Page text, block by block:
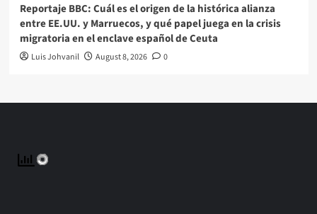
Reportaje BBC: Cuál es el origen de la histórica alianza
entre EE.UU. y Marruecos, y qué papel juega en la crisis
migratoria en el enclave español de Ceuta
Luis Johvanil August 8, 2026 0